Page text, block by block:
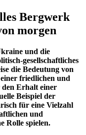
Bergwerk
morgen
und die
gesellschaftliches
die Bedeutung von
friedlichen und
den Erhalt einer
Beispiel der
für eine Vielzahl
und
Rolle spielen.